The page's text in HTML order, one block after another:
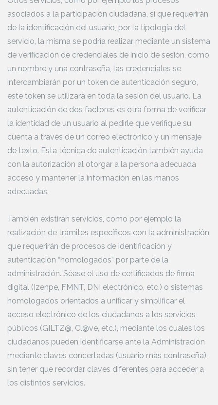
asociados a la participación ciudadana, si que requerirán
de la identificación del usuario, por la tipología del
servicio, la misma se podría realizar mediante un sistema
de verificación de credenciales de inicio de sesión, como
un nombre y una contraseña, las credenciales se
intercambiarán por un token de autenticación seguro,
este token se utilizará en toda la sesión del usuario. La
autenticación de dos factores es otra forma de verificar
la identidad de un usuario al pedirle que verifique su
cuenta a través de un correo electrónico y un mensaje
de texto. Esta técnica de autenticación también ayuda
con la autorización al otorgar a la persona adecuada
acceso y mantener la información en las manos
adecuadas.
También existirán servicios, como por ejemplo la
realización de trámites específicos con la administración,
que requerirán de procesos de identificación y
autenticación “homologados” por parte de la
administración. Séase el uso de certificados de firma
digital (Izenpe, FMNT, DNI electrónico, etc.) o sistemas
homologados orientados a unificar y simplificar el
acceso electrónico de los ciudadanos a los servicios
públicos (GILTZ@, Cl@ve, etc.), mediante los cuales los
ciudadanos pueden identificarse ante la Administración
mediante claves concertadas (usuario más contraseña),
sin tener que recordar claves diferentes para acceder a
los distintos servicios.